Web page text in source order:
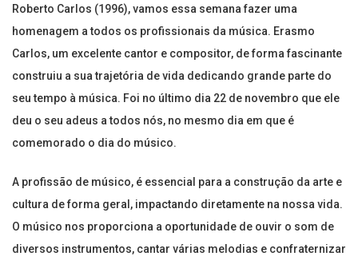
Roberto Carlos (1996), vamos essa semana fazer uma
homenagem a todos os profissionais da música. Erasmo
Carlos, um excelente cantor e compositor, de forma fascinante
construiu a sua trajetória de vida dedicando grande parte do
seu tempo à música. Foi no último dia 22 de novembro que ele
deu o seu adeus a todos nós, no mesmo dia em que é
comemorado o dia do músico.
A profissão de músico, é essencial para a construção da arte e
cultura de forma geral, impactando diretamente na nossa vida.
O músico nos proporciona a oportunidade de ouvir o som de
diversos instrumentos, cantar várias melodias e confraternizar